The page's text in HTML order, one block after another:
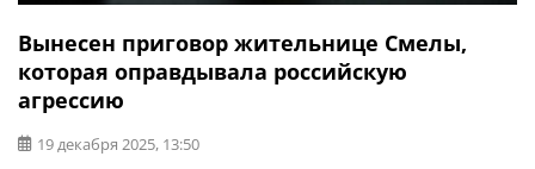
Вынесен приговор жительнице Смелы,
которая оправдывала российскую
агрессию
19 декабря 2025, 13:50